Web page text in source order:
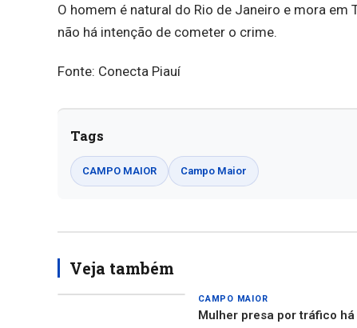
O homem é natural do Rio de Janeiro e mora em
não há intenção de cometer o crime.
Fonte: Conecta Piauí
Tags
CAMPO MAIOR Campo Maior
Veja também
CAMPO MAIOR
Mulher presa por tráfico